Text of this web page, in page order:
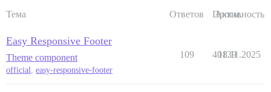
Тема Ответов Просм.
Активность
Easy Responsive Footer
Theme component
official easy-responsive-footer
109 40139
18.11.2025